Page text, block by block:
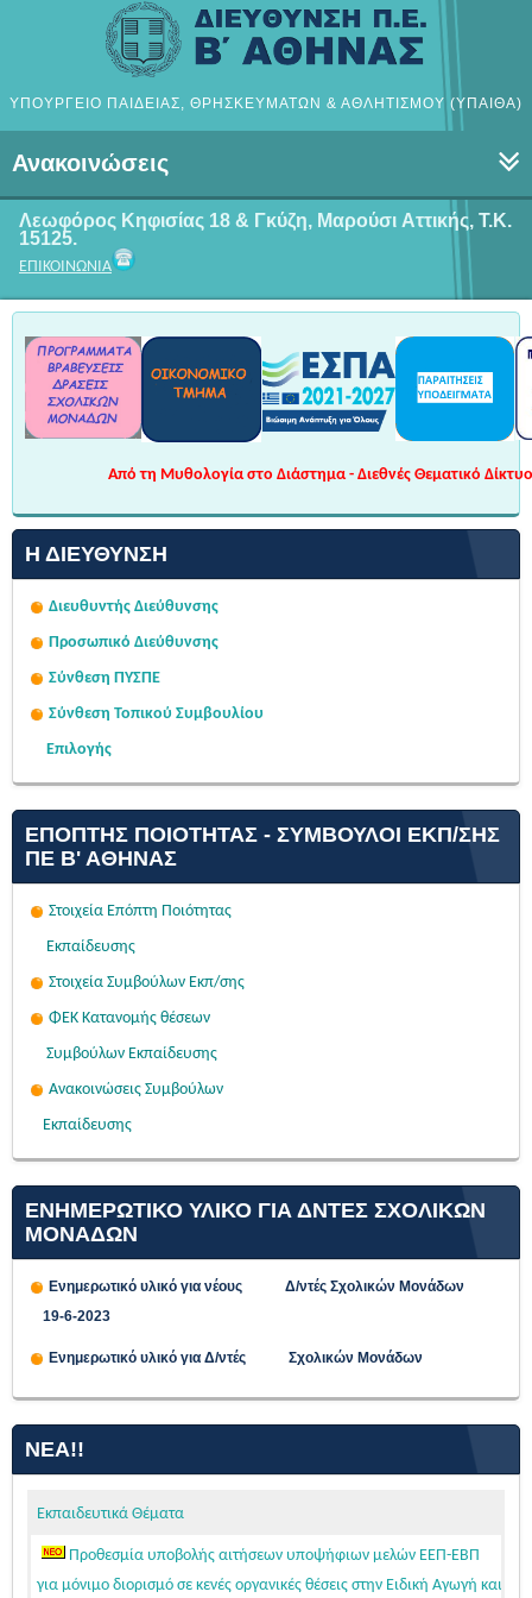
ΥΠΟΥΡΓΕΙΟ ΠΑΙΔΕΙΑΣ, ΘΡΗΣΚΕΥΜΑΤΩΝ & ΑΘΛΗΤΙΣΜΟΥ (ΥΠΑΙΘΑ)
Ανακοινώσεις
Λεωφόρος Κηφισίας 18 & Γκύζη, Μαρούσι Αττικής, Τ.Κ.
15125.
ΕΠΙΚΟΙΝΩΝΙΑ
Από τη Μυθολογία στο Διάστημα - Διεθνές Θεματικό
Η ΔΙΕΎΘΥΝΣΗ
Διευθυντής Διεύθυνσης
Προσωπικό Διεύθυνσης
Σύνθεση ΠΥΣΠΕ
Σύνθεση Τοπικού Συμβουλίου
Επιλογής
ΕΠΌΠΤΗΣ ΠΟΙΌΤΗΤΑΣ - ΣΎΜΒΟΥΛΟΙ ΕΚΠ/ΣΗΣ
ΠΕ Β' ΑΘΉΝΑΣ
Στοιχεία Επόπτη Ποιότητας
Εκπαίδευσης
Στοιχεία Συμβούλων Εκπ/σης
ΦΕΚ Κατανομής θέσεων
Συμβούλων Εκπαίδευσης
Ανακοινώσεις Συμβούλων
Εκπαίδευσης
ΕΝΗΜΕΡΩΤΙΚΟ ΥΛΙΚΟ ΓΙΑ ΔΝΤΕΣ ΣΧΟΛΙΚΩΝ
ΜΟΝΑΔΩΝ
Ενημερωτικό υλικό για νέους Δ/ντές Σχολικών Μονάδων
19-6-2023
Ενημερωτικό υλικό για Δ/ντές Σχολικών Μονάδων
ΝΈΑ!!
Εκπαιδευτικά Θέματα
Προθεσμία υποβολής αιτήσεων υποψήφιων μελών ΕΕΠ-ΕΒΠ
για μόνιμο διορισμό σε κενές οργανικές θέσεις στην Ειδική Αγωγή και